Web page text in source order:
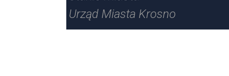
Urząd Miasta Krosno